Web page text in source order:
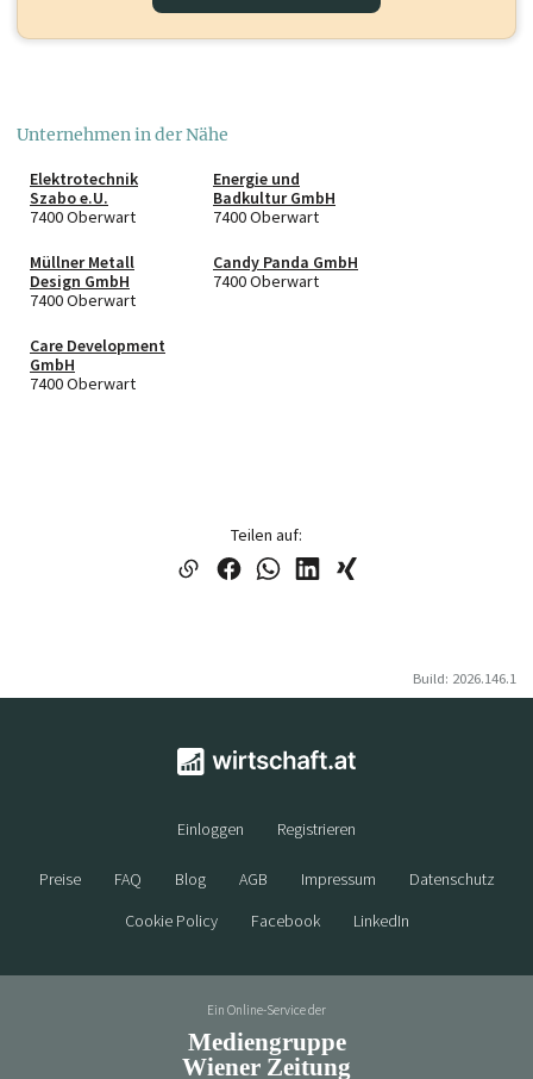
Unternehmen in der Nähe
Elektrotechnik
Szabo e.U.
7400 Oberwart
Energie und
Badkultur GmbH
7400 Oberwart
Müllner Metall
Design GmbH
7400 Oberwart
Candy Panda GmbH
7400 Oberwart
Care Development
GmbH
7400 Oberwart
Teilen auf:
Build: 2026.146.1
Einloggen Registrieren
Preise FAQ Blog AGB Impressum
Datenschutz
Cookie Policy
Facebook LinkedIn
Ein Online-Service der
Mediengruppe
Wiener Zeitung